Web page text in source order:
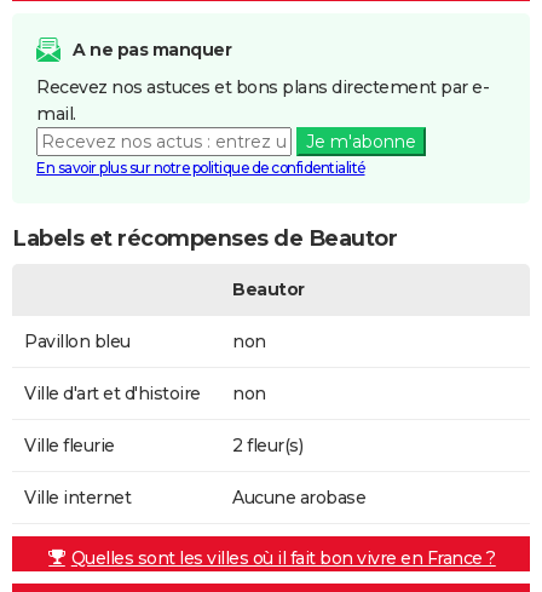
A ne pas manquer
Recevez nos astuces et bons plans directement par e-
mail.
Je m'abonne
En savoir plus sur notre politique de confidentialité
Labels et récompenses de Beautor
Beautor
Pavillon bleu non
Ville d'art et d'histoire non
Ville fleurie 2 fleur(s)
Ville internet Aucune arobase
Quelles sont les villes où il fait bon vivre en France ?